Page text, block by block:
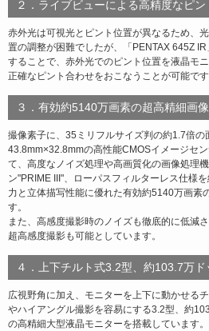
２．ライブビューによる高精度なピ
赤外光は可視光とピント位置が異なるため、
置の調整が困難でしたが、「PENTAX 645Z
することで、赤外光でのピント位置を液晶モ
正確なピント合わせをおこなうことが可能です
３．有効約5140万画素の超高精細画像
撮像素子に、35ミリフルサイズ判の約1.7倍の
43.8mm×32.8mmの高性能CMOSイメージセ
て、高度なノイズ処理や高画質化の画像処理
ン"PRIME III"、ローパスフィルターレス仕様
力と立体描写性能に優れた有効約5140万画素
す。
また、高感度撮影時のノイズも徹底的に低減
超高感度撮影も可能としています。
４．上下チルト式3.2型、約103.7万
広視野角に加え、モニターを上下に動かせる
やハイアングル撮影を容易にする3.2型、約
の高精細大型液晶モニターを搭載しています